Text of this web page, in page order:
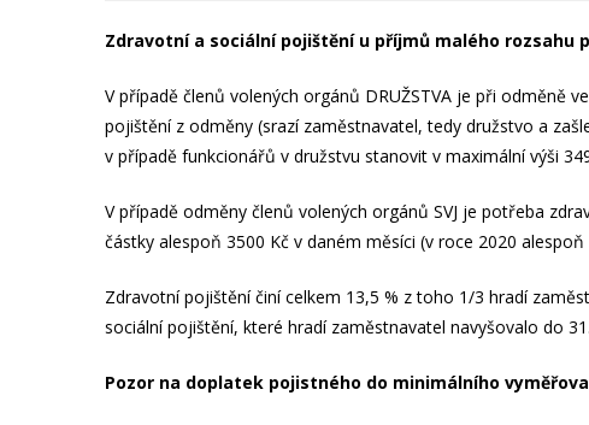
Zdravotní a sociální pojištění u příjmů malého rozsahu
V případě členů volených orgánů DRUŽSTVA je při odměně
pojištění z odměny (srazí zaměstnavatel, tedy družstvo a
v případě funkcionářů v družstvu stanovit v maximální výši
V případě odměny členů volených orgánů SVJ je potřeba
částky alespoň 3500 Kč v daném měsíci (v roce 2020 alespoň
Zdravotní pojištění činí celkem 13,5 % z toho 1/3 hradí
sociální pojištění, které hradí zaměstnavatel navyšovalo do
Pozor na doplatek pojistného do minimálního